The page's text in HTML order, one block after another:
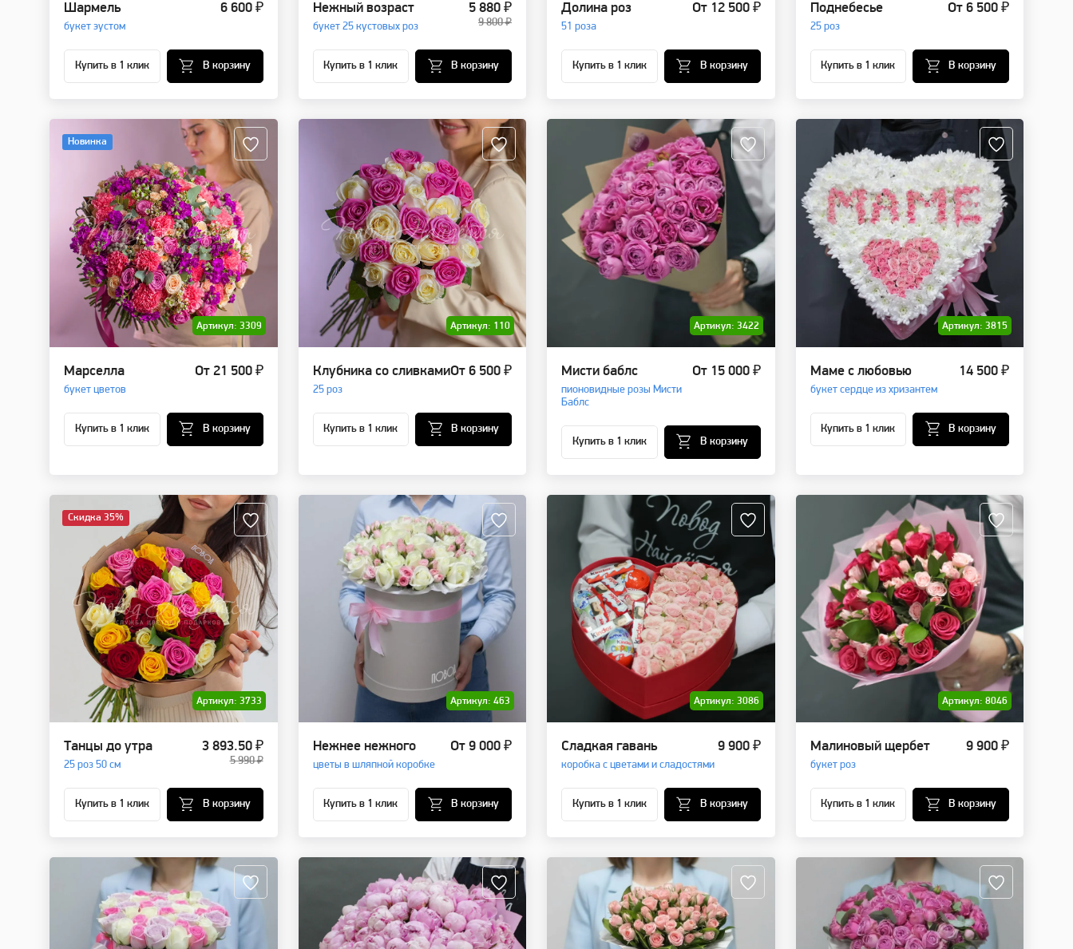
Шармель
букет эустом
6 600 ₽
Купить в 1 клик В корзину
Нежный возраст
букет 25 кустовых роз
5 880 ₽
9 800 ₽
Купить в 1 клик В корзину
Долина роз
51 роза
От 12 500 ₽
Купить в 1 клик В корзину
Поднебесье
25 роз
От 6 500 ₽
Купить в 1 клик В корзину
Новинка
Артикул: 3309
Марселла
букет цветов
От 21 500 ₽
Купить в 1 клик В корзину
Артикул: 110
Клубника со сливками
25 роз
От 6 500 ₽
Купить в 1 клик В корзину
Артикул: 3422
Мисти баблс
пионовидные розы Мисти
Баблс
От 15 000 ₽
Купить в 1 клик В корзину
Артикул: 3815
Маме с любовью
букет сердце из хризантем
14 500 ₽
Купить в 1 клик В корзину
Скидка 35%
Артикул: 3733
Танцы до утра
25 роз 50 см
3 893.50 ₽
5 990 ₽
Купить в 1 клик В корзину
Артикул: 463
Нежнее нежного
цветы в шляпной коробке
От 9 000 ₽
Купить в 1 клик В корзину
Артикул: 3086
Сладкая гавань
коробка с цветами и сладостями
9 900 ₽
Купить в 1 клик В корзину
Артикул: 8046
Малиновый щербет
букет роз
9 900 ₽
Купить в 1 клик В корзину